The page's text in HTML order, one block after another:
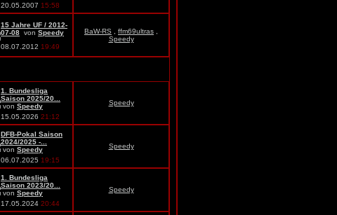
20.05.2007 15:58
15 Jahre UF / 2012-
07-08 von Speedy
08.07.2012 19:49
BaW-RS ffm69ultras
Speedy
1. Bundesliga
Saison 2025/20...
von Speedy
15.05.2026 21:12
Speedy
DFB-Pokal Saison
2024/2025 -...
von Speedy
06.07.2025 19:15
Speedy
1. Bundesliga
Saison 2023/20...
von Speedy
17.05.2024 20:44
Speedy